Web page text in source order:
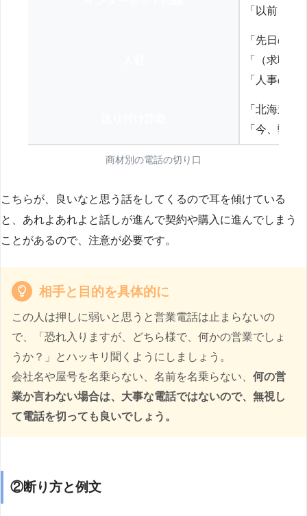
「以前、
「先日の
「（求職
「人事の方
「北海道
「今、弊
商材別の電話の切り口
こちらが、良いなと思う話をしてくるので耳を傾けている
と、あれよあれよと話しが進んで契約や購入に進んでしまう
ことがあるので、注意が必要です。
相手と目的を具体的に
この人は押しに弱いと思うと営業電話は止まらないの
で、「恐れ入りますが、どちら様で、何かの営業でしょ
うか？」とハッキリ聞くようにしましょう。
会社名や屋号を名乗らない、名前を名乗らない、 何の営
業か言わない場合は、大事な電話ではないので、無視し
て電話を切っても良いでしょう。
②断り方と例文